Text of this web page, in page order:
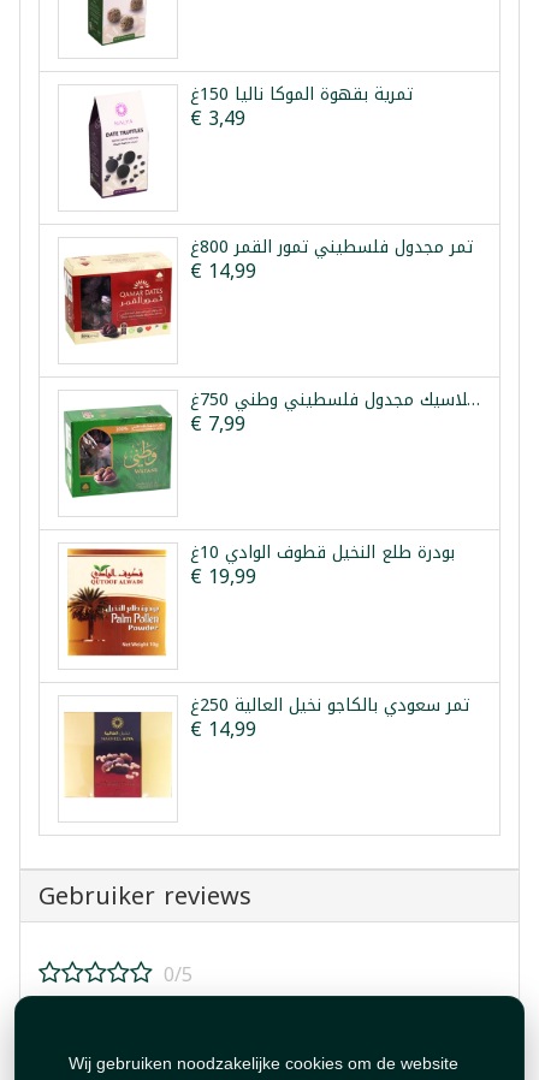
Wij gebruiken noodzakelijke cookies om de website
تمرية بقهوة الموكا نالیا 150غ
€ 3,49
تمر مجدول فلسطيني تمور القمر 800غ
€ 14,99
تمر كلاسيك مجدول فلسطيني وطني 750غ
€ 7,99
بودرة طلع النخيل قطوف الوادي 10غ
€ 19,99
تمر سعودي بالكاجو نخيل العالية 250غ
€ 14,99
Gebruiker reviews
0/5